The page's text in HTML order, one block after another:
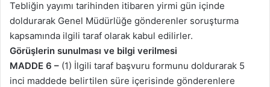
Tebliğin yayımı tarihinden itibaren yirmi gün içinde
doldurarak Genel Müdürlüğe gönderenler soruşturma
kapsamında ilgili taraf olarak kabul edilirler.
Görüşlerin sunulması ve bilgi verilmesi
MADDE 6 – (1) İlgili taraf başvuru formunu doldurarak 5
inci maddede belirtilen süre içerisinde gönderenlere